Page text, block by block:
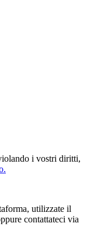
i vostri diritti,
utilizzate il
contattateci via